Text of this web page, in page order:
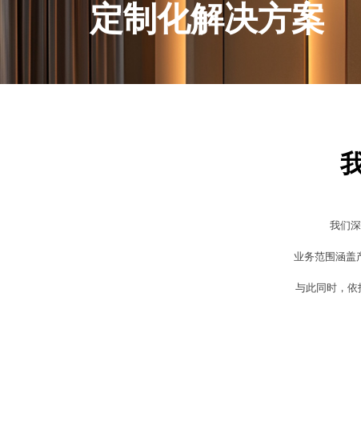
定制化解决方案
我们
业务范围涵盖
与此同时，依